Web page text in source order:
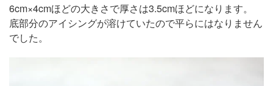
6cm×4cmほどの大きさで厚さは3.5cmほどになります。
底部分のアイシングが溶けていたので平らにはなりません
でした。